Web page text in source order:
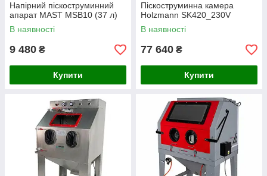
Напірний піскоструминний
апарат MAST MSB10 (37 л)
В наявності
9 480 ₴
Купити
Піскоструминна камера
Holzmann SK420_230V
В наявності
77 640 ₴
Купити